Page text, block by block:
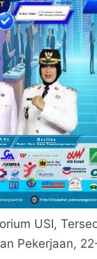
USI,
Pekerjaan,